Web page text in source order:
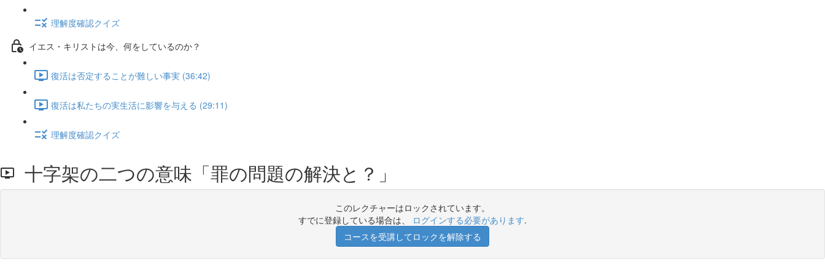
理解度確認クイズ
イエス・キリストは今、何をしているのか？
復活は否定することが難しい事実 (36:42)
復活は私たちの実生活に影響を与える (29:11)
理解度確認クイズ
十字架の二つの意味「罪の問題の解決と？」
このレクチャーはロックされています。
すでに登録している場合は、 ログインする必要があります.
コースを受講してロックを解除する